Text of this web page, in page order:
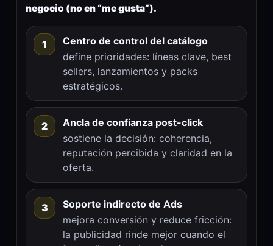
negocio (no en “me gusta”).
1
Centro de control del catálogo
define prioridades: líneas clave, best
sellers, lanzamientos y packs
estratégicos.
2
Ancla de confianza post-click
sostiene la decisión: coherencia,
reputación percibida y claridad en la
oferta.
3
Soporte indirecto de Ads
mejora conversión y reduce fricción:
la publicidad rinde mejor cuando el